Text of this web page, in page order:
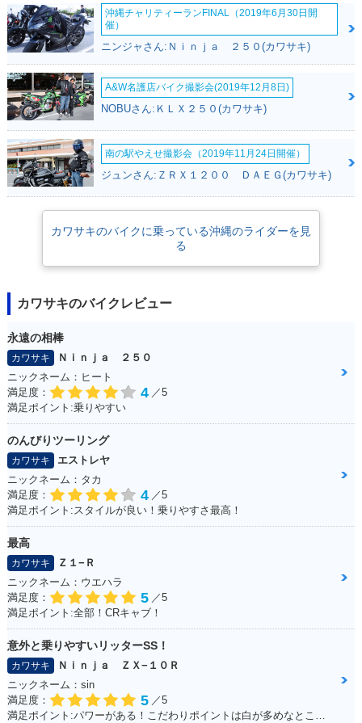
沖縄チャリティーランFINAL（2019年6月30日開
催）
ニンジャさん:Ｎｉｎｊａ ２５０(カワサキ)
A&W名護店バイク撮影会(2019年12月8日)
NOBUさん:ＫＬＸ２５０(カワサキ)
南の駅やえせ撮影会（2019年11月24日開催）
ジュンさん:ＺＲＸ１２００ ＤＡＥＧ(カワサキ)
カワサキのバイクに乗っている沖縄のライダーを見
る
カワサキのバイクレビュー
永遠の相棒
カワサキ
Ｎｉｎｊａ ２５０
ニックネーム：ヒート
満足度：
4 ／5
満足ポイント:乗りやすい
のんびりツーリング
カワサキ
エストレヤ
ニックネーム：タカ
満足度：
4 ／5
満足ポイント:スタイルが良い！乗りやすさ最高！
最高
カワサキ
Ｚ１−Ｒ
ニックネーム：ウエハラ
満足度：
5 ／5
満足ポイント:全部！CRキャブ！
意外と乗りやすいリッターSS！
カワサキ
Ｎｉｎｊａ ＺＸ−１０Ｒ
ニックネーム：sin
満足度：
5 ／5
満足ポイント:パワーがある！こだわりポイントは白が多めなところ！